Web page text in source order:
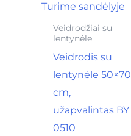
Turime sandėlyje
Veidrodžiai su
lentynėle
Veidrodis su
lentynėle 50×70
cm,
užapvalintas BY
0510